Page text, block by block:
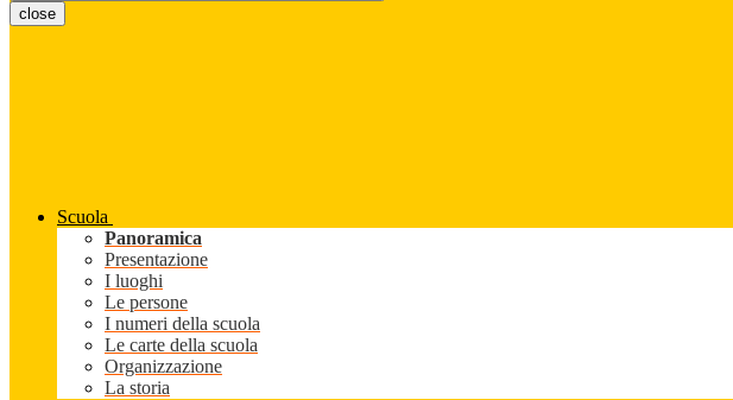
close
Scuola
Panoramica
Presentazione
I luoghi
Le persone
I numeri della scuola
Le carte della scuola
Organizzazione
La storia